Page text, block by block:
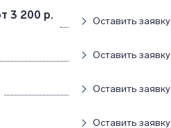
3 200 р. Оставить заявку
Оставить заявку
Оставить заявку
Оставить заявку